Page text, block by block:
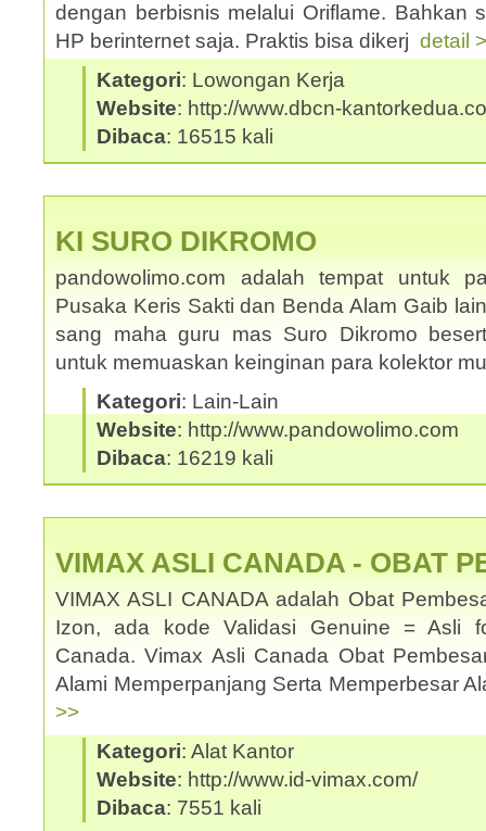
dengan berbisnis melalui Oriflame. Bahkan
HP berinternet saja. Praktis bisa dikerj detail
Kategori: Lowongan Kerja
Website: http://www.dbcn-
Dibaca: 16515 kali
KI SURO DIKROMO
pandowolimo.com adalah tempat untuk
Pusaka Keris Sakti dan Benda Alam Gaib
sang maha guru mas Suro Dikromo
untuk memuaskan keinginan para kolektor
Kategori: Lain-Lain
Website: http://www.pandowolimo.com
Dibaca: 16219 kali
VIMAX ASLI CANADA - OBAT
VIMAX ASLI CANADA adalah Obat
Izon, ada kode Validasi Genuine = Asli
Canada. Vimax Asli Canada Obat
Alami Memperpanjang Serta Memperbesar
>>
Kategori: Alat Kantor
Website: http://www.id-vimax.com/
Dibaca: 7551 kali